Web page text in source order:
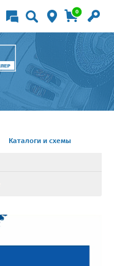
0
Каталоги и схемы